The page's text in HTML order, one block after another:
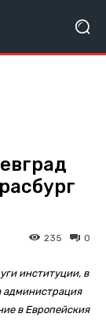
0
235
институции, в
администрация
в Европейския